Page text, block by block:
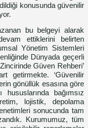
konusunda güvenilir
bu belgeyi alarak
ettiklerini belirten
Yönetim Sistemleri
Dünyada geçerli
Güven Rehberi’
getirmekte. ‘Güvenilir
gönüllük esasına göre
bağımsız
lojistik, depolama
sonucunda tam
Kurumumuz, tüm